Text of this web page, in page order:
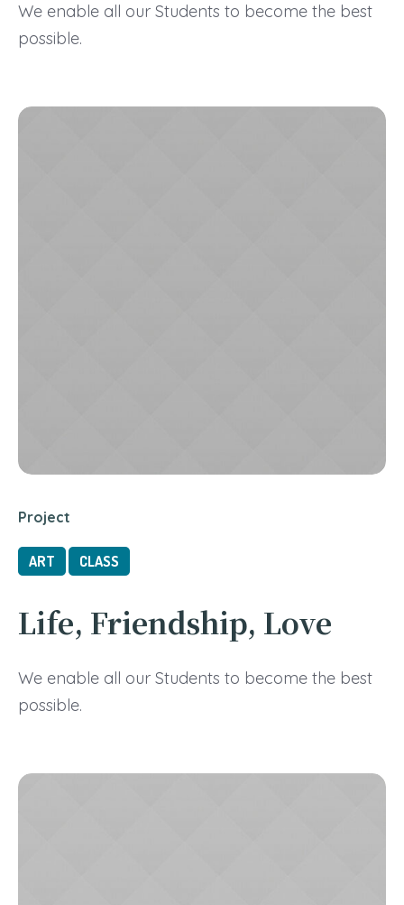
We enable all our Students to become the best
possible.
Project
ART CLASS
Life, Friendship, Love
We enable all our Students to become the best
possible.